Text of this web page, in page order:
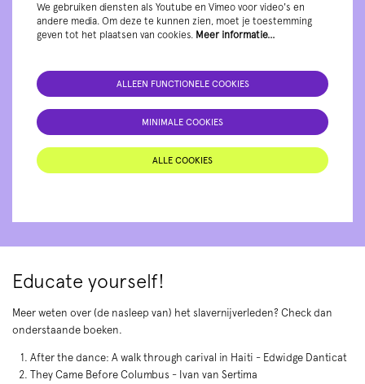
We gebruiken diensten als Youtube en Vimeo voor video's en
andere media. Om deze te kunnen zien, moet je toestemming
geven tot het plaatsen van cookies. Meer informatie…
ALLEEN FUNCTIONELE COOKIES
MINIMALE COOKIES
ALLE COOKIES
Educate yourself!
Meer weten over (de nasleep van) het slavernijverleden? Check dan
onderstaande boeken.
After the dance: A walk through carival in Haiti - Edwidge Danticat
They Came Before Columbus - Ivan van Sertima